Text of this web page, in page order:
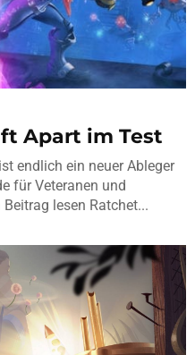
Apart im Test
endlich ein neuer Ableger
für Veteranen und
lesen Ratchet...